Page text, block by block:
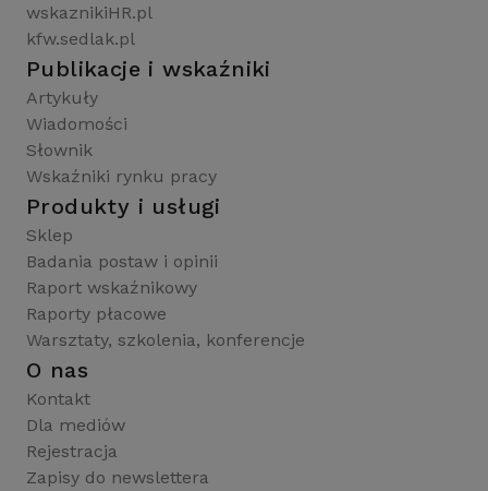
wskaznikiHR.pl
kfw.sedlak.pl
Publikacje i wskaźniki
Artykuły
Wiadomości
Słownik
Wskaźniki rynku pracy
Produkty i usługi
Sklep
Badania postaw i opinii
Raport wskaźnikowy
Raporty płacowe
Warsztaty, szkolenia, konferencje
O nas
Kontakt
Dla mediów
Rejestracja
Zapisy do newslettera